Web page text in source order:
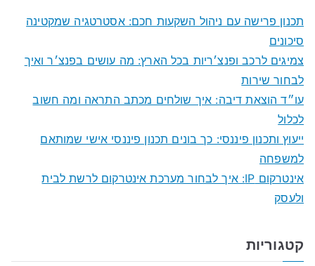
תכנון פרישה עם ניהול השקעות חכם: אסטרטגיה שמקטינה
סיכונים
צמיגים לרכב ופנצ׳ריות בכל הארץ: מה עושים בפנצ׳ר ואיך
לבחור שירות
עו״ד הוצאת דיבה: איך שולחים מכתב התראה ומה חשוב
לכלול
ייעוץ ותכנון פיננסי: כך בונים תכנון פיננסי אישי שמותאם
למשפחה
אינטרקום IP: איך לבחור מערכת אינטרקום לרשת לבית
ולעסק
קטגוריות